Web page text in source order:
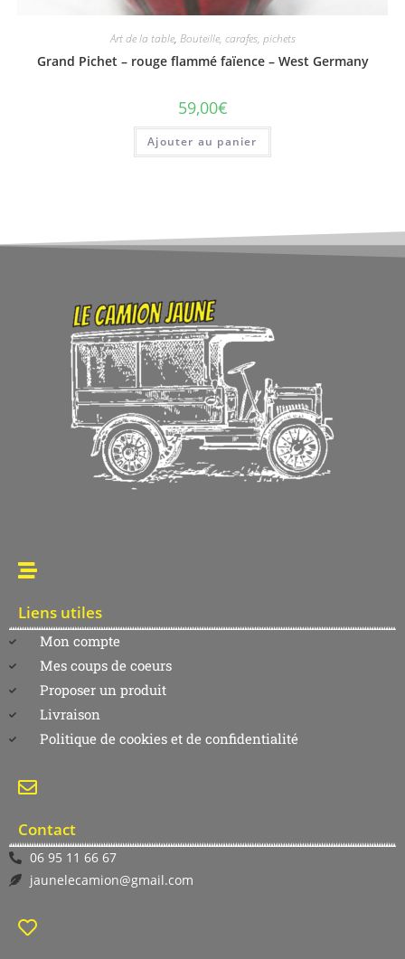
Art de la table, Bouteille, carafes, pichets
Grand Pichet – rouge flammé faïence – West Germany
59,00€
Ajouter au panier
Liens utiles
Mon compte
Mes coups de coeurs
Proposer un produit
Livraison
Politique de cookies et de confidentialité
Contact
06 95 11 66 67
jaunelecamion@gmail.com